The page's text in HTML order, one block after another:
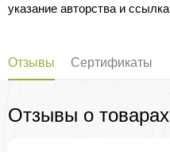
указание авторства и
Отзывы Сертификаты
Отзывы о товарах